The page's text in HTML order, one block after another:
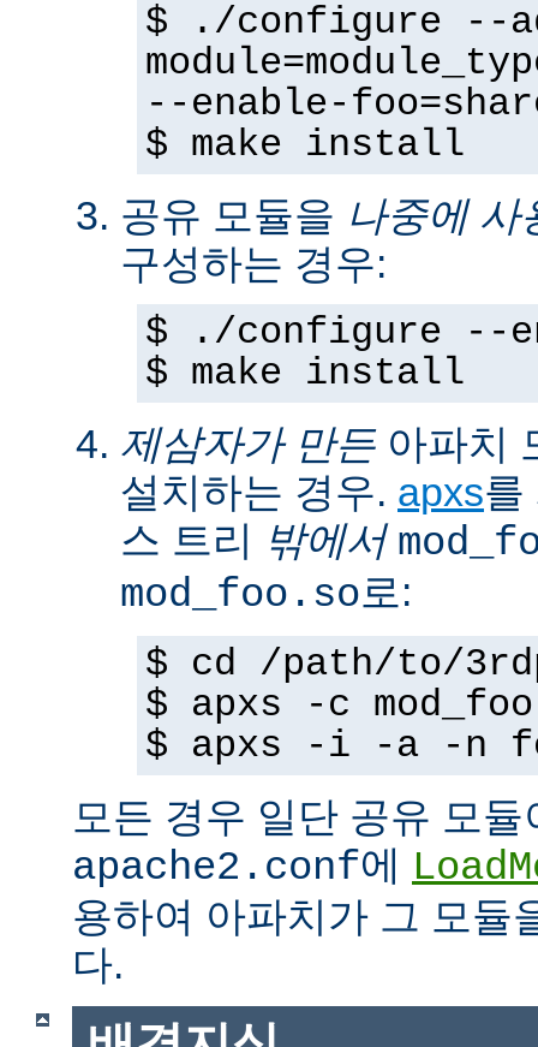
$ ./configure --
--enable-
$ make install
공유 모듈을 나중에 사
구성하는 경우:
$ ./configure --
$ make install
제삼자가 만든아파치
설치하는 경우. apxs를
스 트리 밖에서
mod_foo.so로:
$ cd /path/to/
$ apxs -c
$ apxs -i -a -n
모든 경우 일단 공유 모
apache2.conf에
용하여 아파치가 그 모듈
다.